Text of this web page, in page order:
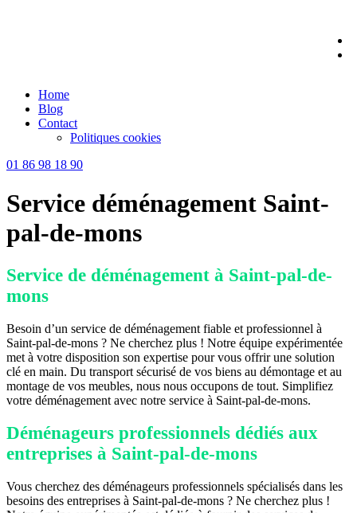
Home
Blog
Contact
Politiques cookies
01 86 98 18 90
Service déménagement Saint-
pal-de-mons
Service de déménagement à Saint-pal-de-
mons
Besoin d’un service de déménagement fiable et professionnel à
Saint-pal-de-mons ? Ne cherchez plus ! Notre équipe expérimentée
met à votre disposition son expertise pour vous offrir une solution
clé en main. Du transport sécurisé de vos biens au démontage et au
montage de vos meubles, nous nous occupons de tout. Simplifiez
votre déménagement avec notre service à Saint-pal-de-mons.
Déménageurs professionnels dédiés aux
entreprises à Saint-pal-de-mons
Vous cherchez des déménageurs professionnels spécialisés dans les
besoins des entreprises à Saint-pal-de-mons ? Ne cherchez plus !